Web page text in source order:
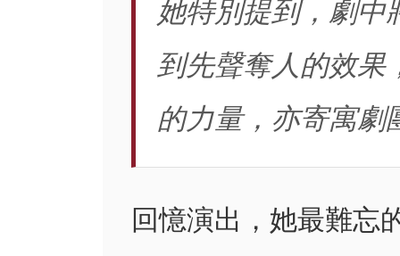
她特別提到，劇中
到先聲奪人的效果
的力量，亦寄寓劇
回憶演出，她最難忘